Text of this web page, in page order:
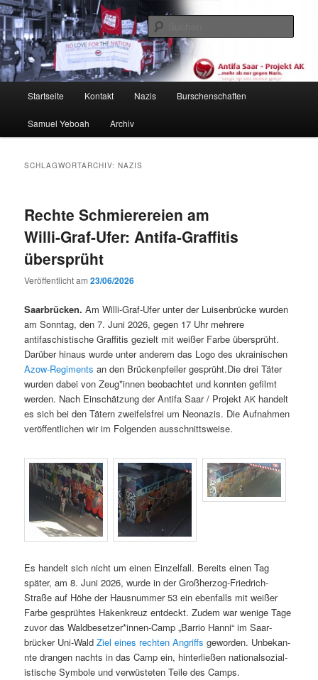
Zum
primären
Inhalt
springen
Zum
sekundären
Inhalt
springenAntifa Saar / Projekt AK
Startseite Kontakt Nazis Burschenschaften
Samuel Yeboah Archiv
SCHLAGWORTARCHIV:NAZIS
Rechte Schmierereien am
Willi-Graf-Ufer: Antifa-Graffitis
übersprüht
Veröffentlicht am23/06/2026
Saar­brück­en. Am Willi-Graf-Ufer unter der Luisen­brücke wur­den
am Son­ntag, den 7. Juni 2026, gegen 17 Uhr mehrere
antifaschis­tis­che Graf­fi­tis gezielt mit weißer Farbe über­sprüht.
Darüber hin­aus wurde unter anderem das Logo des ukrainis­chen
Azow-Reg­i­ments an den Brück­enpfeil­er gesprüht.Die drei Täter
wur­den dabei von Zeug*innen beobachtet und kon­nten gefilmt
wer­den. Nach Ein­schätzung der Antifa Saar / Pro­jektAK han­delt
es sich bei den Tätern zweifels­frei um Neon­azis. Die Auf­nah­men
veröf­fentlichen wir im Fol­gen­den ausschnittsweise.
Es han­delt sich nicht um einen Einzelfall. Bere­its einen Tag
später, am 8. Juni 2026, wurde in der Großher­zog-Friedrich-
Straße auf Höhe der Haus­num­mer 53 ein eben­falls mit weißer
Farbe gesprüht­es Hak­enkreuz ent­deckt. Zudem war wenige Tage
zuvor das Waldbesetzer*innen-Camp „Bar­rio Han­ni“ im Saar­
brück­er Uni-WaldZiel eines recht­en Angriffs gewor­den. Unbekan­
nte drangen nachts in das Camp ein, hin­ter­ließen nation­al­sozial­
is­tis­che Sym­bole und ver­wüsteten Teile des Camps.